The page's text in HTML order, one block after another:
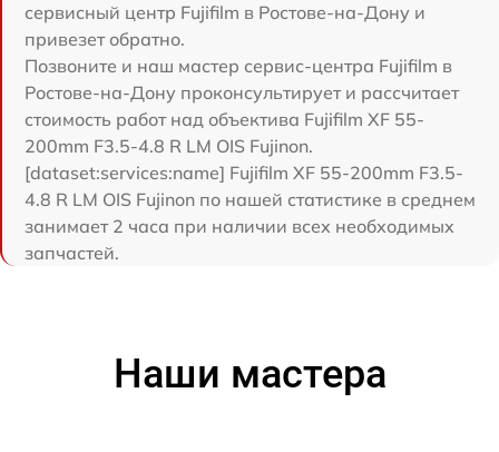
сервисный центр Fujifilm в Ростове-на-Дону и
привезет обратно.
Позвоните и наш мастер сервис-центра Fujifilm в
Ростове-на-Дону проконсультирует и рассчитает
стоимость работ над объектива Fujifilm XF 55-
200mm F3.5-4.8 R LM OIS Fujinon.
[dataset:services:name] Fujifilm XF 55-200mm F3.5-
4.8 R LM OIS Fujinon по нашей статистике в среднем
занимает 2 часа при наличии всех необходимых
запчастей.
Наши мастера